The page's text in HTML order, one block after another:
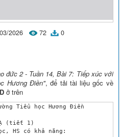
2026 72 0
đức 2 - Tuần 14, Bài 7: Tiếp xúc với
Hương Điền", để tải tài liệu gốc về
ở trên
Tiểu học Hương Điền
(tiết 1)
HS có khả năng: